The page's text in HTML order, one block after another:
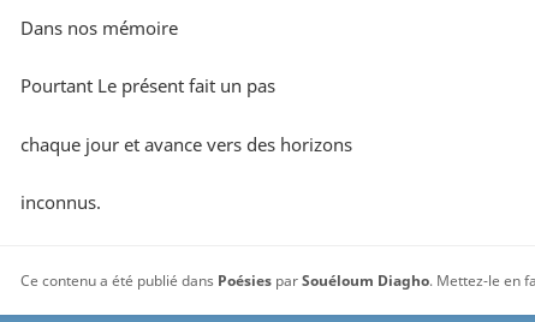
Dans nos mémoire
Pourtant Le présent fait un pas
chaque jour et avance vers des horizons
inconnus.
Ce contenu a été publié dans Poésies parSouéloum Diagho. Mettez-le en